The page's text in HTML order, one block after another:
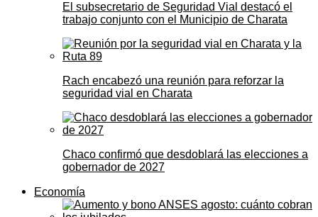
El subsecretario de Seguridad Vial destacó el
trabajo conjunto con el Municipio de Charata
Rach encabezó una reunión para reforzar la
seguridad vial en Charata
Chaco confirmó que desdoblará las elecciones a
gobernador de 2027
Economía